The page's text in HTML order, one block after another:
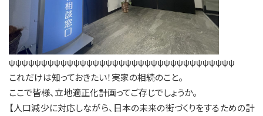
ψψψψψψψψψψψψψψψψψψψψψψψψψψψψψψψψψψψ
これだけは知っておきたい！実家の相続のこと。
ここで皆様、立地適正化計画ってご存じでしょうか。
【人口減少に対応しながら、日本の未来の街づくりをするための計